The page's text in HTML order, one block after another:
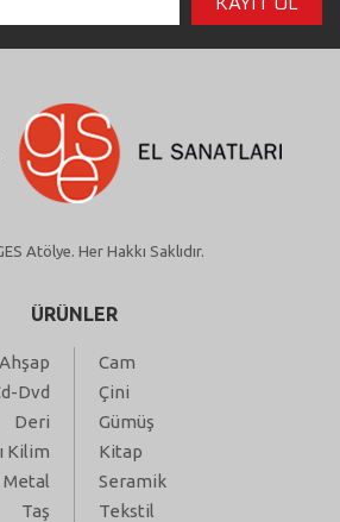
Atölye. Her Hakkı Saklıdır.
ÜRÜNLER
Ahşap
Cam
Dvd
Çini
Deri
Gümüş
Kilim
Kitap
Metal
Seramik
Taş
Tekstil